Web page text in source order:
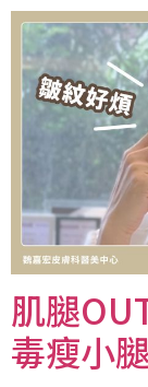
肌腿
毒瘦小腿